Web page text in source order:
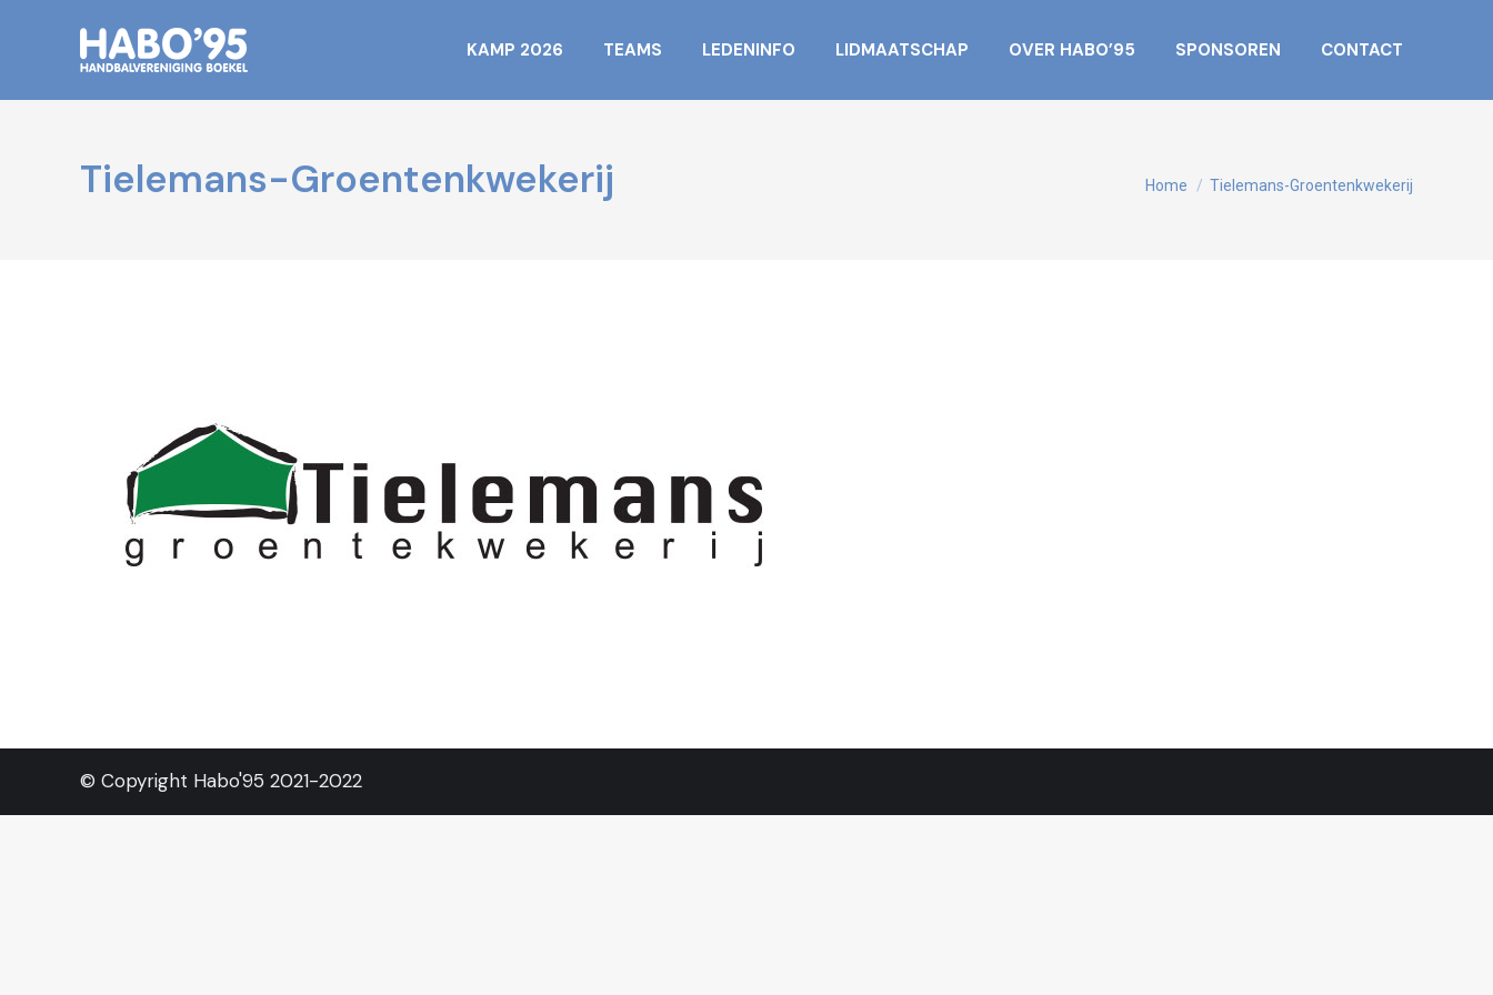
KAMP 2026 TEAMS LEDENINFO LIDMAATSCHAP OVER HABO’95 SPONSOREN CONTACT
Tielemans-Groentenkwekerij Je bent hier:
Home Tielemans-Groentenkwekerij
© Copyright Habo'95 2021-2022